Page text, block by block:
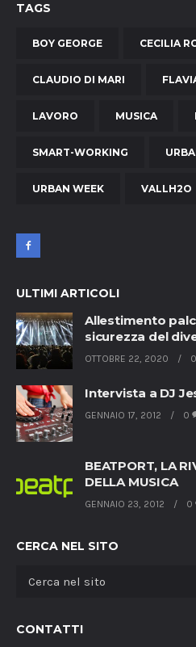
TAGS
BOY GEORGE CECILIA
CLAUDIO DI MARI
LAVORO MUSICA
SMART-WORKING
URBAN WEEK VALLH2O
ULTIMI ARTICOLI
Allestimento
sicurezza del
OTTOBRE 22, 2020 0
Intervista a DJ
GENNAIO 17, 2012 0
BEATPORT, LA
DELLA MUSICA
GENNAIO 23, 2012 0
CERCA NEL SITO
CONTATTI